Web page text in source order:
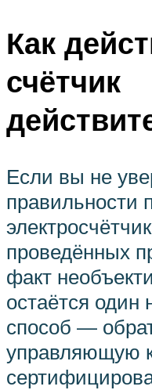
Как
счётчик
Если вы не
правильности
проведённых
факт
остаётся
способ —
управляющую